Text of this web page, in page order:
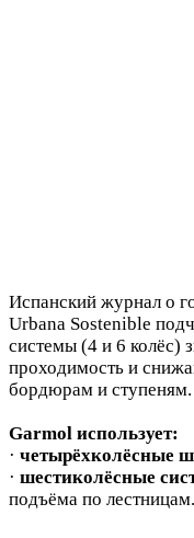
Испанский журнал о
Urbana Sostenible
системы (4 и 6 колёс)
проходимость и
бордюрам и ступеням.
Garmol использует:
· четырёхколёсные
· шестиколёсные
подъёма по лестницам.